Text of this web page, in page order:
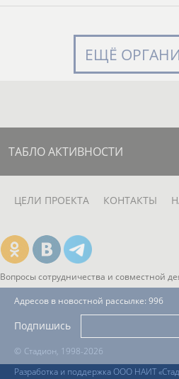
ЕЩЁ
ТАБЛО АКТИВНОСТИ
ЦЕЛИ ПРОЕКТА КОНТАКТЫ
Вопросы сотрудничества и совместной
© Стадион, 1998-2026
Разработка и поддержка ООО НАИТ
Адресов в новостной рассылке: 996
Подпишись